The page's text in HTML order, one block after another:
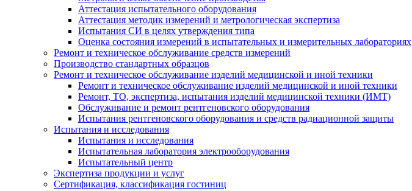
Аттестация испытательного оборудования
Аттестация методик измерений и метрологическая экспертиза
Испытания СИ в целях утверждения типа
Оценка состояния измерений в испытательных и измерительных лабораториях
Ремонт и техническое обслуживание средств измерений
Производство стандартных образцов
Ремонт и техническое обслуживание изделий медицинской и иной техники
Ремонт и техническое обслуживание изделий медицинской и иной техники
Ремонт, ТО, экспертиза, испытания изделий медицинской техники (ИМТ)
Обслуживание и ремонт рентгеновского оборудования
Испытания рентгеновского оборудования и средств радиационной защиты
Испытания и исследования
Испытания и исследования
Испытательная лаборатория электрооборудования
Испытательный центр
Экспертиза продукции и услуг
Сертификация, классификация гостиниц